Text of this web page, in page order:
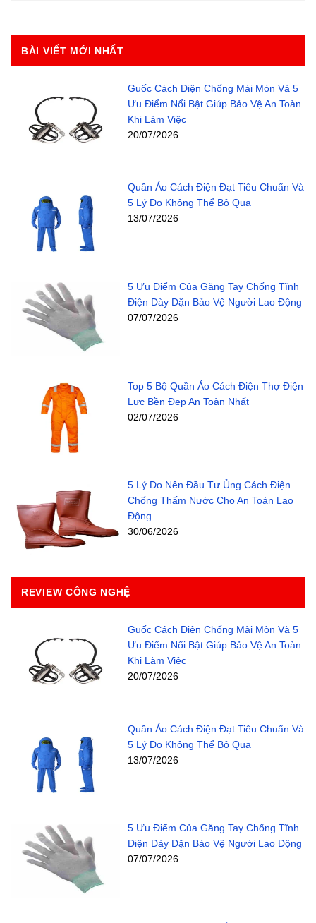
BÀI VIẾT MỚI NHẤT
Guốc Cách Điện Chống Mài Mòn Và 5
Ưu Điểm Nổi Bật Giúp Bảo Vệ An Toàn
Khi Làm Việc
20/07/2026
Quần Áo Cách Điện Đạt Tiêu Chuẩn Và
5 Lý Do Không Thể Bỏ Qua
13/07/2026
5 Ưu Điểm Của Găng Tay Chống Tĩnh
Điện Dày Dặn Bảo Vệ Người Lao Động
07/07/2026
Top 5 Bộ Quần Áo Cách Điện Thợ Điện
Lực Bền Đẹp An Toàn Nhất
02/07/2026
5 Lý Do Nên Đầu Tư Ủng Cách Điện
Chống Thấm Nước Cho An Toàn Lao
Động
30/06/2026
REVIEW CÔNG NGHỆ
Guốc Cách Điện Chống Mài Mòn Và 5
Ưu Điểm Nổi Bật Giúp Bảo Vệ An Toàn
Khi Làm Việc
20/07/2026
Quần Áo Cách Điện Đạt Tiêu Chuẩn Và
5 Lý Do Không Thể Bỏ Qua
13/07/2026
5 Ưu Điểm Của Găng Tay Chống Tĩnh
Điện Dày Dặn Bảo Vệ Người Lao Động
07/07/2026